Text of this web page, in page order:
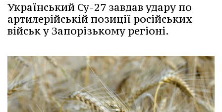
Український Су-27 завдав удару по
артилерійській позиції російських
військ у Запорізькому регіоні.